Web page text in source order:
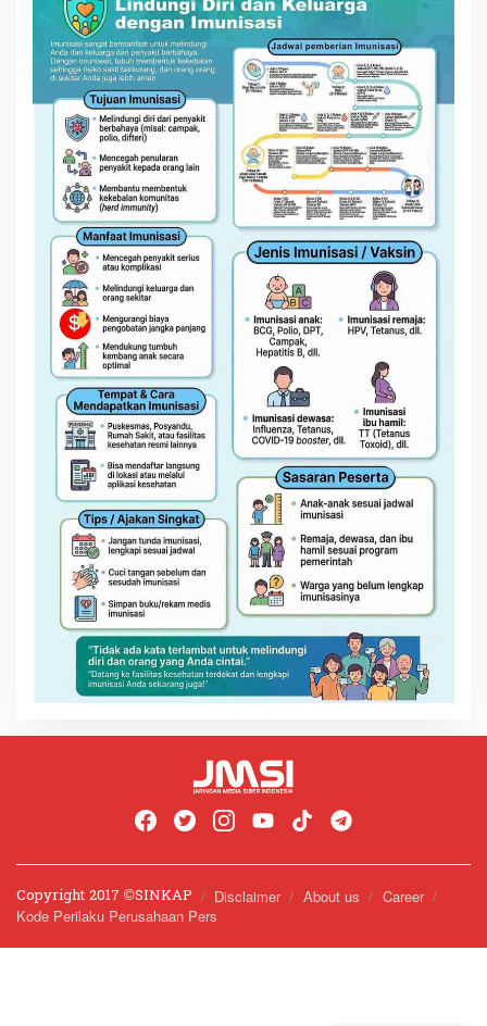
Copyright 2017 ©️SINKAP Disclaimer About us
Career
Kode Perilaku Perusahaan Pers